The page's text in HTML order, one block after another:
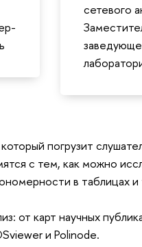
сетевого
погрузит
с тем, как можно
в таблицах
от карт научных
и Polinode.